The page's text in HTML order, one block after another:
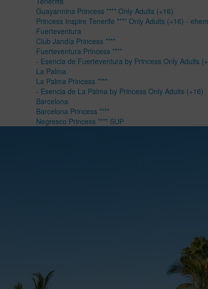
Guayarmina Princess **** Only Adults (+16)
Princess Inspire Tenerife **** Only Adults (+16) -
Fuerteventura
Club Jandía Princess ****
Fuerteventura Princess ****
- Esencia de Fuerteventura by Princess Only Adults
La Palma
La Palma Princess ****
- Esencia de La Palma by Princess Only Adults (+16)
Barcelona
Barcelona Princess ****
Negresco Princess **** SUP